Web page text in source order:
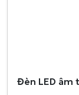
Đèn LED âm